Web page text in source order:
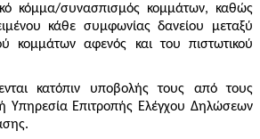
κόμμα/συνασπισμός κομμάτων, καθώς
κάθε συμφωνίας δανείου μεταξύ
κομμάτων αφενός και του πιστωτικού
κατόπιν υποβολής τους από τους
Υπηρεσία Επιτροπής Ελέγχου Δηλώσεων